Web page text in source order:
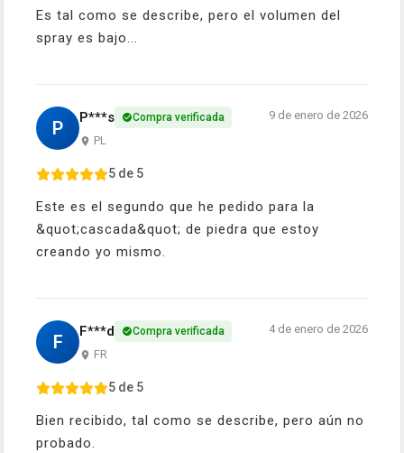
Es tal como se describe, pero el volumen del
spray es bajo...
P P***s Compra verificada
PL
9 de enero de 2026
5 de 5
Este es el segundo que he pedido para la
&quot;cascada&quot; de piedra que estoy
creando yo mismo.
F F***d Compra verificada
FR
4 de enero de 2026
5 de 5
Bien recibido, tal como se describe, pero aún no
probado.